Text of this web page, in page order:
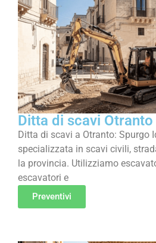
Ditta di scavi Otranto
Ditta di scavi a Otranto: Spurgo
specializzata in scavi civili,
la provincia. Utilizziamo
escavatori e
Preventivi